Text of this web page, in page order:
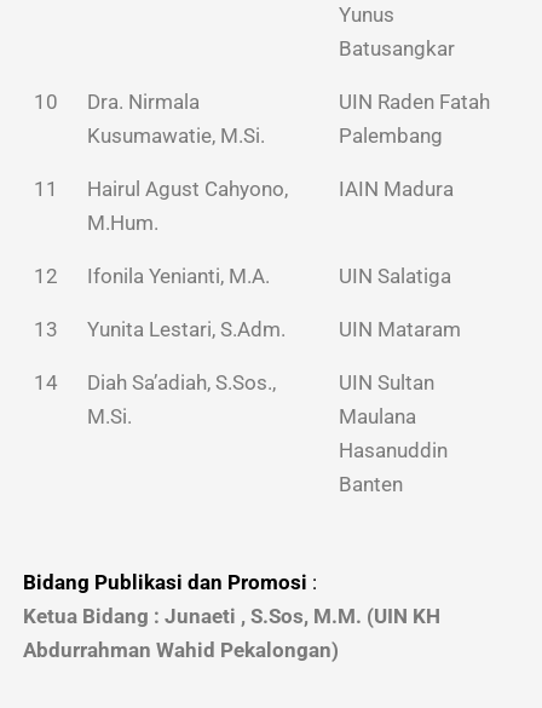
Yunus
Batusangkar
10
Dra. Nirmala
Kusumawatie, M.Si.
UIN Raden Fatah
Palembang
11
Hairul Agust Cahyono,
M.Hum.
IAIN Madura
12 Ifonila Yenianti, M.A. UIN Salatiga
13 Yunita Lestari, S.Adm. UIN Mataram
14
Diah Sa’adiah, S.Sos.,
M.Si.
UIN Sultan
Maulana
Hasanuddin
Banten
Bidang Publikasi dan Promosi :
Ketua Bidang : Junaeti , S.Sos, M.M. (UIN KH
Abdurrahman Wahid Pekalongan)